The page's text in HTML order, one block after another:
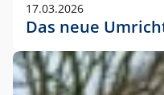
17.03.2026
Das neue